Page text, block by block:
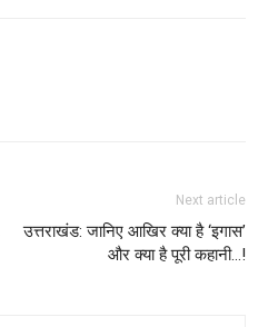
Next article
उत्तराखंड: जानिए आखिर क्या है ‘इगास’
और क्या है पूरी कहानी…!